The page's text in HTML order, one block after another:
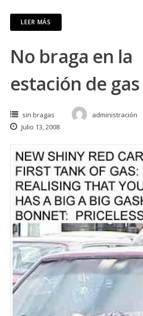
LEER MÁS
No braga en la
estación de
sin bragas
administración
Julio 13, 2008